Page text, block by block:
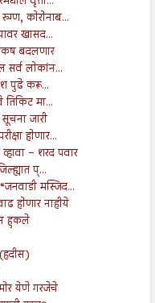
कोरोनाब...
खासद...
बदलणार
सर्व लोकांन...
पुढे करू...
तिकिट मा...
जारी
होणार...
– शरद पवार
प्...
मस्जिद...
होणार नाहीये
हुकले
येणे गरजेचे